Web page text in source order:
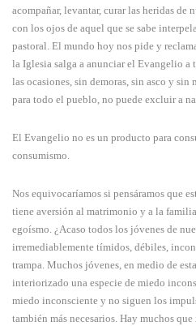
acompañar, levantar, curar las heridas de
con los ojos de aquel que se sabe
pastoral. El mundo hoy nos pide y
la Iglesia salga a anunciar el Evangelio a
las ocasiones, sin demoras, sin asco y
para todo el pueblo, no puede excluir a
El Evangelio no es un producto para
consumismo.
Nos equivocaríamos si pensáramos que
tiene aversión al matrimonio y a la
egoísmo. ¿Acaso todos los jóvenes de
irremediablemente tímidos, débiles,
trampa. Muchos jóvenes, en medio de
interiorizado una especie de miedo
miedo inconsciente y no siguen los
también más necesarios. Hay muchos